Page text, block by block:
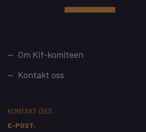
Footer
Om Kif-komiteen
Kontakt oss
KONTAKT OSS
E-POST: